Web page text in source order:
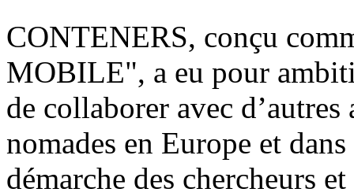
CONTENERS, conçu
MOBILE", a eu pour
de collaborer avec
nomades en Europe et
démarche des chercheurs